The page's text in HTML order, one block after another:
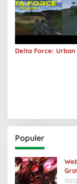
Delta Force:
Populer